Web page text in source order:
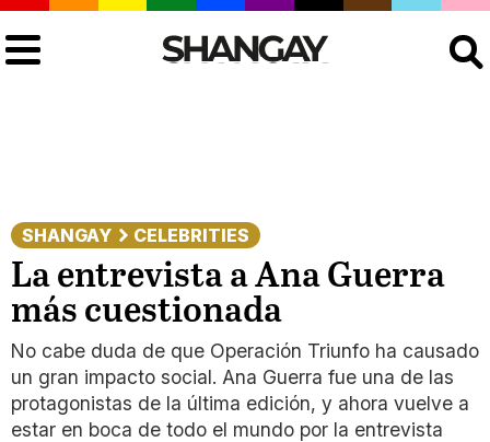
SHANGAY CELEBRITIES
La entrevista a Ana Guerra
más cuestionada
No cabe duda de que Operación Triunfo ha causado
un gran impacto social. Ana Guerra fue una de las
protagonistas de la última edición, y ahora vuelve a
estar en boca de todo el mundo por la entrevista